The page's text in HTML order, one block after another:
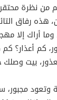
نظرة
هذه رفاق
أراك إلا
كم أعذار؟
بيت وصلك
وتعود